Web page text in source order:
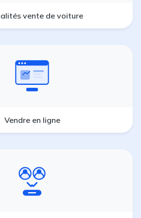
vente de voiture
Vendre en ligne